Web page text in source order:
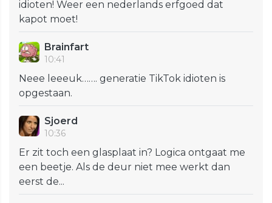
idioten! Weer een nederlands erfgoed dat
kapot moet!
Brainfart
10:41
Neee leeeuk……. generatie TikTok idioten is
opgestaan.
Sjoerd
10:36
Er zit toch een glasplaat in? Logica ontgaat me
een beetje. Als de deur niet mee werkt dan
eerst de...